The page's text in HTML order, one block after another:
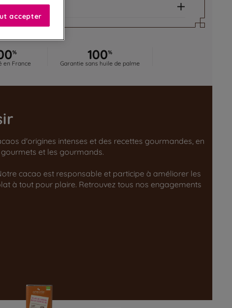
et allergènes
%
en France 100%
Garantie sans huile de palme
d'origines intenses et des recettes gourmandes, en
et les gourmands.
cacao est responsable et participe à améliorer les
à tout pour plaire. Retrouvez tous nos engagements
accepter